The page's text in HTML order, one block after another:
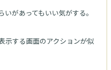
があってもいい気がする。
示する画面のアクションが似